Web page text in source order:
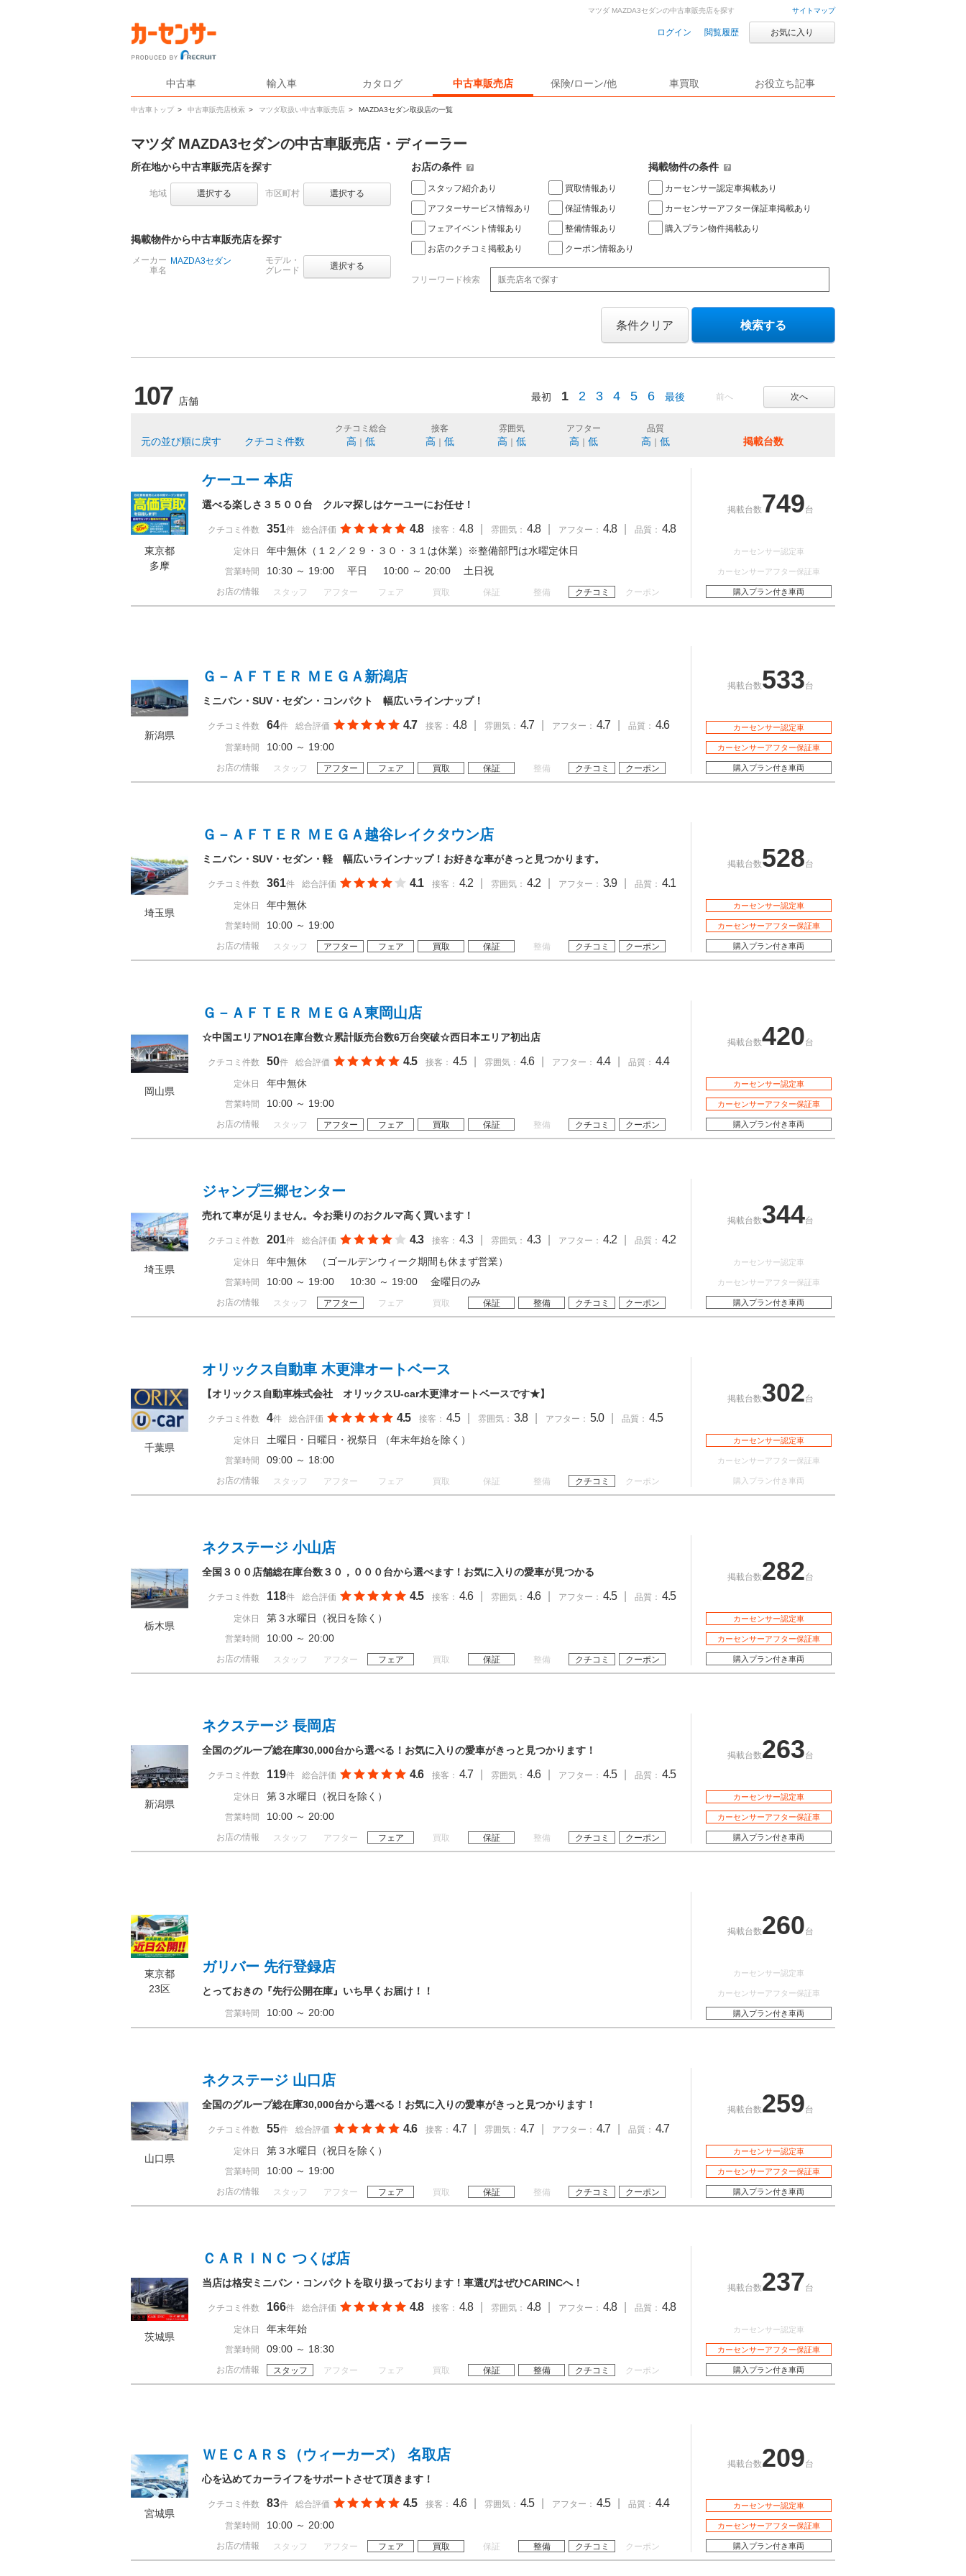
サイトマップ
ログイン 閲覧履歴 お気に入り
中古車 輸入車 カタログ 中古車販売店 保険/ローン/他 車買取 お役立ち記事
中古車トップ > 中古車販売店検索 > マツダ取扱い中古車販売店 > MAZDA3セダン取扱店の一覧
マツダ MAZDA3セダンの中古車販売店を探す
マツダ MAZDA3セダンの中古車販売店・ディーラー
所在地から中古車販売店を探す
地域 選択する 市区町村 選択する
掲載物件から中古車販売店を探す
メーカー
車名
MAZDA3セダン
モデル・
グレード
選択する
お店の条件
スタッフ紹介あり
アフターサービス情報あり
フェアイベント情報あり
お店のクチコミ掲載あり
買取情報あり
保証情報あり
整備情報あり
クーポン情報あり
掲載物件の条件
カーセンサー認定車掲載あり
カーセンサーアフター保証車掲載あり
購入プラン物件掲載あり
フリーワード検索
条件クリア 検索する
107 店舗 前へ 次へ
最初 1 2 3 4 5 6 最後
元の並び順に戻す クチコミ件数
クチコミ総合
高 低
接客
高 低
雰囲気
高 低
アフター
高 低
品質
高 低 掲載台数
東京都
多摩
ケーユー 本店
選べる楽しさ３５００台 クルマ探しはケーユーにお任せ！
クチコミ件数 351件 総合評価 4.8 接客： 4.8 雰囲気： 4.8 アフター： 4.8 品質： 4.8
定休日 年中無休（１２／２９・３０・３１は休業）※整備部門は水曜定休日
営業時間 10:30 ～ 19:00 平日 10:00 ～ 20:00 土日祝
お店の情報 スタッフ アフター フェア 買取 保証 整備 クチコミ クーポン
掲載台数749台
カーセンサー認定車
カーセンサーアフター保証車
購入プラン付き車両
新潟県
Ｇ－ＡＦＴＥＲ ＭＥＧＡ新潟店
ミニバン・SUV・セダン・コンパクト 幅広いラインナップ！
クチコミ件数 64件 総合評価 4.7 接客： 4.8 雰囲気： 4.7 アフター： 4.7 品質： 4.6
営業時間 10:00 ～ 19:00
お店の情報 スタッフ アフター フェア 買取 保証 整備 クチコミ クーポン
掲載台数533台
カーセンサー認定車
カーセンサーアフター保証車
購入プラン付き車両
埼玉県
Ｇ－ＡＦＴＥＲ ＭＥＧＡ越谷レイクタウン店
ミニバン・SUV・セダン・軽 幅広いラインナップ！お好きな車がきっと見つかります。
クチコミ件数 361件 総合評価 4.1 接客： 4.2 雰囲気： 4.2 アフター： 3.9 品質： 4.1
定休日 年中無休
営業時間 10:00 ～ 19:00
お店の情報 スタッフ アフター フェア 買取 保証 整備 クチコミ クーポン
掲載台数528台
カーセンサー認定車
カーセンサーアフター保証車
購入プラン付き車両
岡山県
Ｇ－ＡＦＴＥＲ ＭＥＧＡ東岡山店
☆中国エリアNO1在庫台数☆累計販売台数6万台突破☆西日本エリア初出店
クチコミ件数 50件 総合評価 4.5 接客： 4.5 雰囲気： 4.6 アフター： 4.4 品質： 4.4
定休日 年中無休
営業時間 10:00 ～ 19:00
お店の情報 スタッフ アフター フェア 買取 保証 整備 クチコミ クーポン
掲載台数420台
カーセンサー認定車
カーセンサーアフター保証車
購入プラン付き車両
埼玉県
ジャンプ三郷センター
売れて車が足りません。今お乗りのおクルマ高く買います！
クチコミ件数 201件 総合評価 4.3 接客： 4.3 雰囲気： 4.3 アフター： 4.2 品質： 4.2
定休日 年中無休 （ゴールデンウィーク期間も休まず営業）
営業時間 10:00 ～ 19:00 10:30 ～ 19:00 金曜日のみ
お店の情報 スタッフ アフター フェア 買取 保証 整備 クチコミ クーポン
掲載台数344台
カーセンサー認定車
カーセンサーアフター保証車
購入プラン付き車両
千葉県
オリックス自動車 木更津オートベース
【オリックス自動車株式会社 オリックスU-car木更津オートベースです★】
クチコミ件数 4件 総合評価 4.5 接客： 4.5 雰囲気： 3.8 アフター： 5.0 品質： 4.5
定休日 土曜日・日曜日・祝祭日 （年末年始を除く）
営業時間 09:00 ～ 18:00
お店の情報 スタッフ アフター フェア 買取 保証 整備 クチコミ クーポン
掲載台数302台
カーセンサー認定車
カーセンサーアフター保証車
購入プラン付き車両
栃木県
ネクステージ 小山店
全国３００店舗総在庫台数３０，０００台から選べます！お気に入りの愛車が見つかる
クチコミ件数 118件 総合評価 4.5 接客： 4.6 雰囲気： 4.6 アフター： 4.5 品質： 4.5
定休日 第３水曜日（祝日を除く）
営業時間 10:00 ～ 20:00
お店の情報 スタッフ アフター フェア 買取 保証 整備 クチコミ クーポン
掲載台数282台
カーセンサー認定車
カーセンサーアフター保証車
購入プラン付き車両
新潟県
ネクステージ 長岡店
全国のグループ総在庫30,000台から選べる！お気に入りの愛車がきっと見つかります！
クチコミ件数 119件 総合評価 4.6 接客： 4.7 雰囲気： 4.6 アフター： 4.5 品質： 4.5
定休日 第３水曜日（祝日を除く）
営業時間 10:00 ～ 20:00
お店の情報 スタッフ アフター フェア 買取 保証 整備 クチコミ クーポン
掲載台数263台
カーセンサー認定車
カーセンサーアフター保証車
購入プラン付き車両
東京都
23区
ガリバー 先行登録店
とっておきの『先行公開在庫』いち早くお届け！！
営業時間 10:00 ～ 20:00
掲載台数260台
カーセンサー認定車
カーセンサーアフター保証車
購入プラン付き車両
山口県
ネクステージ 山口店
全国のグループ総在庫30,000台から選べる！お気に入りの愛車がきっと見つかります！
クチコミ件数 55件 総合評価 4.6 接客： 4.7 雰囲気： 4.7 アフター： 4.7 品質： 4.7
定休日 第３水曜日（祝日を除く）
営業時間 10:00 ～ 19:00
お店の情報 スタッフ アフター フェア 買取 保証 整備 クチコミ クーポン
掲載台数259台
カーセンサー認定車
カーセンサーアフター保証車
購入プラン付き車両
茨城県
ＣＡＲＩＮＣ つくば店
当店は格安ミニバン・コンパクトを取り扱っております！車選びはぜひCARINCへ！
クチコミ件数 166件 総合評価 4.8 接客： 4.8 雰囲気： 4.8 アフター： 4.8 品質： 4.8
定休日 年末年始
営業時間 09:00 ～ 18:30
お店の情報 スタッフ アフター フェア 買取 保証 整備 クチコミ クーポン
掲載台数237台
カーセンサー認定車
カーセンサーアフター保証車
購入プラン付き車両
宮城県
ＷＥＣＡＲＳ（ウィーカーズ） 名取店
心を込めてカーライフをサポートさせて頂きます！
クチコミ件数 83件 総合評価 4.5 接客： 4.6 雰囲気： 4.5 アフター： 4.5 品質： 4.4
営業時間 10:00 ～ 20:00
お店の情報 スタッフ アフター フェア 買取 保証 整備 クチコミ クーポン
掲載台数209台
カーセンサー認定車
カーセンサーアフター保証車
購入プラン付き車両